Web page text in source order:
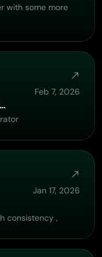
with some more
Feb 7, 2026
Jan 17, 2026
consistency ,